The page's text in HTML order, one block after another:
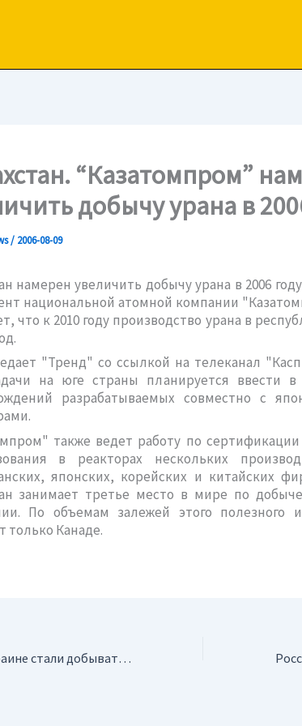
“Казатомпром”
добычу урана в
/ 2006-08-09
намерен увеличить добычу урана в 2006
национальной атомной компании
что к 2010 году производство урана в
"Тренд" со ссылкой на телеканал
на юге страны планируется ввести
разрабатываемых совместно с
также ведет работу по
в реакторах нескольких
японских, корейских и китайских
занимает третье место в мире по
По объемам залежей этого полезного
только Канаде.
Украина. В Украине стали добывать больше нефти и газа